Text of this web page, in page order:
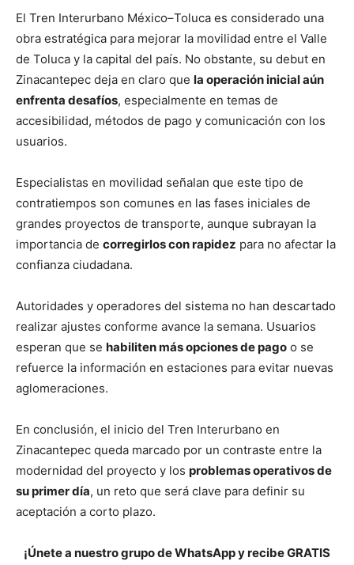
El Tren Interurbano México–Toluca es considerado una
obra estratégica para mejorar la movilidad entre el Valle
de Toluca y la capital del país. No obstante, su debut en
Zinacantepec deja en claro que la operación inicial aún
enfrenta desafíos, especialmente en temas de
accesibilidad, métodos de pago y comunicación con los
usuarios.
Especialistas en movilidad señalan que este tipo de
contratiempos son comunes en las fases iniciales de
grandes proyectos de transporte, aunque subrayan la
importancia de corregirlos con rapidez para no afectar la
confianza ciudadana.
Autoridades y operadores del sistema no han descartado
realizar ajustes conforme avance la semana. Usuarios
esperan que se habiliten más opciones de pago o se
refuerce la información en estaciones para evitar nuevas
aglomeraciones.
En conclusión, el inicio del Tren Interurbano en
Zinacantepec queda marcado por un contraste entre la
modernidad del proyecto y los problemas operativos de
su primer día, un reto que será clave para definir su
aceptación a corto plazo.
¡Únete a nuestro grupo de WhatsApp y recibe GRATIS